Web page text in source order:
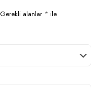
Gerekli alanlar * ile